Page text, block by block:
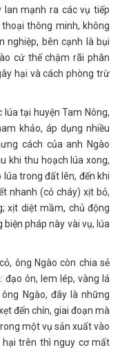
mạnh ra các vụ tiếp
thông minh, không
nghiệp, bên cạnh là bụi
cứ thế chậm rãi phân
hại và cách phòng trừ
tại huyện Tam Nông,
khảo, áp dụng nhiều
cách của anh Ngào
khi thu hoạch lúa xong,
trong đất lên, đến khi
nhanh (cỏ cháy) xịt bỏ,
xịt diệt mầm, chủ động
pháp này vài vụ, lúa
ông Ngào còn chia sẻ
đạo ôn, lem lép, vàng lá
Ngào, đây là những
đến chín, giai đoạn mà
một vụ sản xuất vào
hại trên thì nguy cơ mất